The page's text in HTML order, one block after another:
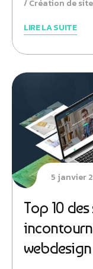
Création de
LIRE LA SUITE
5 janvier
Top 10